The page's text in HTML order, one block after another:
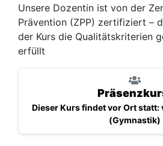
Unsere Dozentin ist von der
Prävention (ZPP) zertifiziert –
der Kurs die Qualitätskriterien
erfüllt
Dieser Kurs findet vor Ort statt:
(Gymnastik)